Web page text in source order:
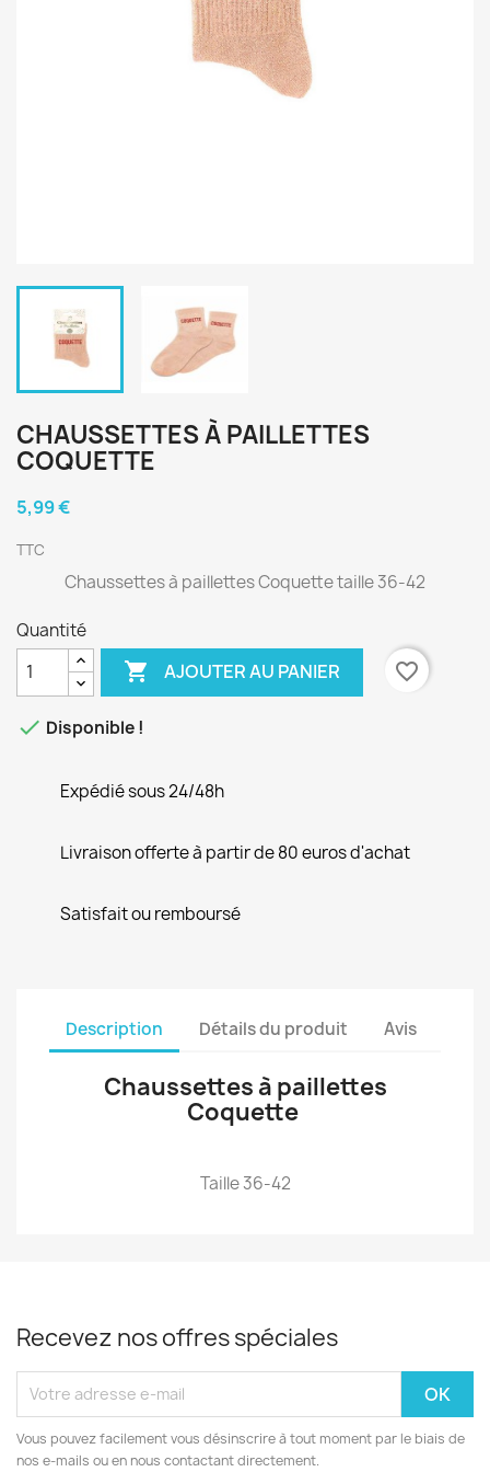
CHAUSSETTES À PAILLETTES
COQUETTE
5,99 €
TTC
Chaussettes à paillettes Coquette taille 36-42
Quantité
 AJOUTER AU PANIER favorite_border
 Disponible !
Expédié sous 24/48h
Livraison offerte à partir de 80 euros d'achat
Satisfait ou remboursé
Description Détails du produit Avis
Chaussettes à paillettes
Coquette
Taille 36-42
Recevez nos offres spéciales
Vous pouvez facilement vous désinscrire à tout moment par le biais de
nos e-mails ou en nous contactant directement.